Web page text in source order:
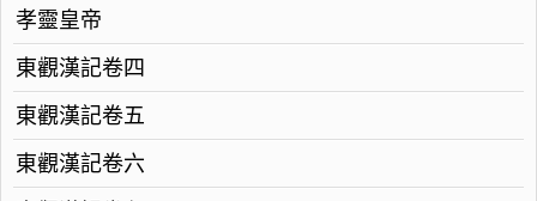
孝靈皇帝
東觀漢記卷四
東觀漢記卷五
東觀漢記卷六